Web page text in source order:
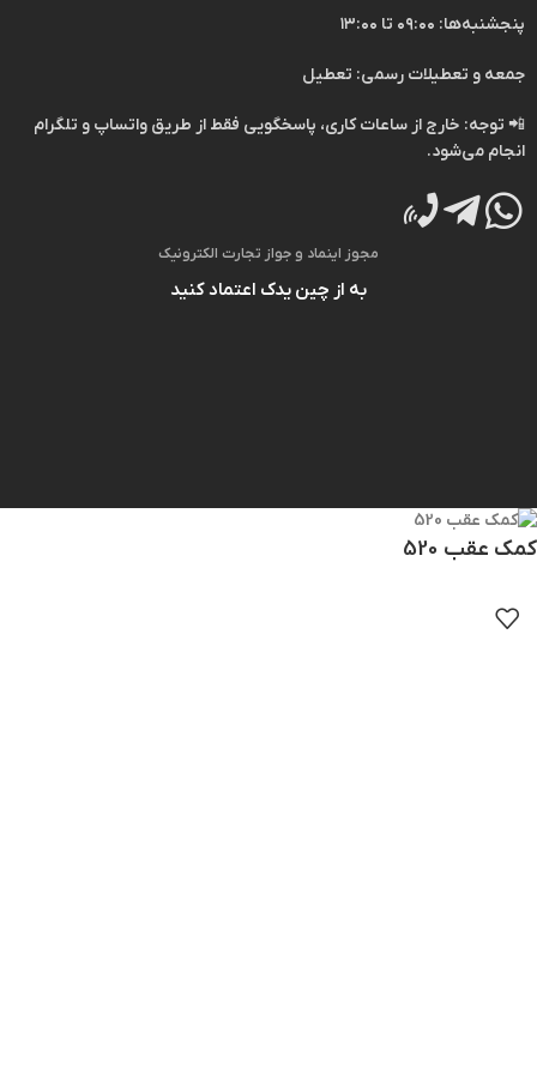
پنجشنبه‌ها: ۰۹:۰۰ تا ۱۳:۰۰
جمعه و تعطیلات رسمی: تعطیل
📲 توجه: خارج از ساعات کاری، پاسخگویی فقط از طریق واتساپ و تلگرام
انجام می‌شود.
مجوز اینماد و جواز تجارت الکترونیک
به از چین یدک اعتماد کنید
کمک عقب 520